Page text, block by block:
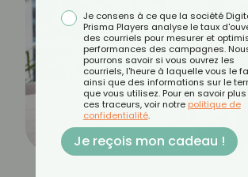
Je consens à ce que la société
Prisma Players analyse le taux
des courriels pour mesurer et
performances des campagnes.
pourrons savoir si vous ouvrez les
courriels, l'heure à laquelle vous le
ainsi que des informations sur le
que vous utilisez. Pour en savoir
ces traceurs, voir notre politique de
confidentialité.
Je reçois mon cadeau !